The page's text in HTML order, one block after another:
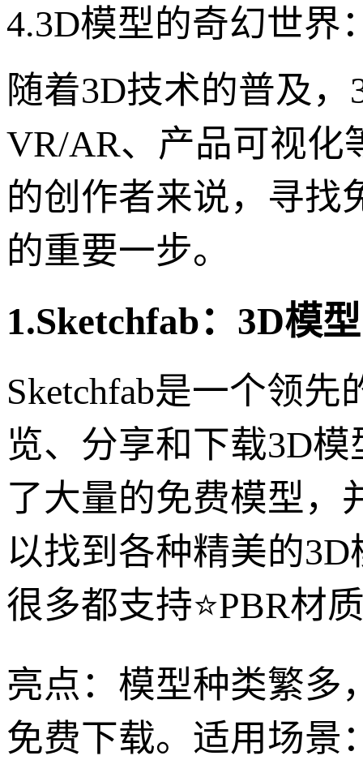
4.3D模型的奇幻世界
随着3D技术的普及
VR/AR、产品可视化
的创作者来说，寻找
的重要一步。
1.Sketchfab：3D模
Sketchfab是一个领
览、分享和下载3D
了大量的免费模型，
以找到各种精美的
很多都支持⭐PBR材
亮点：模型种类繁多
免费下载。适用场景